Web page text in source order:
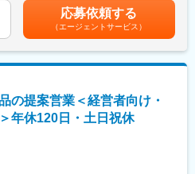
理依頼は本社コールセンターで一括集
ビスエンジニアへ担当振り分けを行い
なく、就業環境も良好です。
）。
がら、365日のシフト制で勤務いただ
合は、平日に振替休日を取得しながら
だきます。
より土木工事、外構工事の管理も行っ
が、ご自宅から現場へ直行直帰して
て2～3か月程度になります。現場不稼
ワークも可能です。
場合は、出張していただくことにな
用いただく場合・住宅手当 ※京都市
る場合※現場常駐時の宿泊費、交通費は
あくまでも目安の金額であり、選考を
ります。月給(月額)は固定手当を含めた
応募依頼する
（エージェントサービス）
の提案営業＜経営者向け・
年休120日・土日祝休